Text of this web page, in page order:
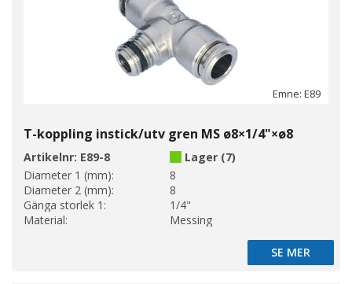
Emne: E89
T-koppling instick/utv gren MS ø8×1/4"×ø8
Artikelnr: E89-8
Lager (7)
Diameter 1 (mm):
8
Diameter 2 (mm):
8
Gänga storlek 1:
1/4"
Material:
Messing
SE MER
SE MER